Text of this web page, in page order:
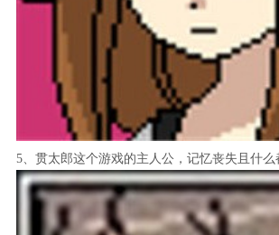
5、贯太郎这个游戏的主人公，记忆丧失且什么